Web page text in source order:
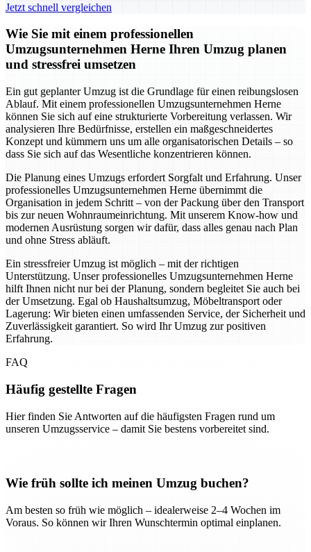
Jetzt schnell vergleichen
Wie Sie mit einem professionellen
Umzugsunternehmen Herne Ihren Umzug planen
und stressfrei umsetzen
Ein gut geplanter Umzug ist die Grundlage für einen reibungslosen
Ablauf. Mit einem professionellen Umzugsunternehmen Herne
können Sie sich auf eine strukturierte Vorbereitung verlassen. Wir
analysieren Ihre Bedürfnisse, erstellen ein maßgeschneidertes
Konzept und kümmern uns um alle organisatorischen Details – so
dass Sie sich auf das Wesentliche konzentrieren können.
Die Planung eines Umzugs erfordert Sorgfalt und Erfahrung. Unser
professionelles Umzugsunternehmen Herne übernimmt die
Organisation in jedem Schritt – von der Packung über den Transport
bis zur neuen Wohnraumeinrichtung. Mit unserem Know-how und
modernen Ausrüstung sorgen wir dafür, dass alles genau nach Plan
und ohne Stress abläuft.
Ein stressfreier Umzug ist möglich – mit der richtigen
Unterstützung. Unser professionelles Umzugsunternehmen Herne
hilft Ihnen nicht nur bei der Planung, sondern begleitet Sie auch bei
der Umsetzung. Egal ob Haushaltsumzug, Möbeltransport oder
Lagerung: Wir bieten einen umfassenden Service, der Sicherheit und
Zuverlässigkeit garantiert. So wird Ihr Umzug zur positiven
Erfahrung.
FAQ
Häufig gestellte Fragen
Hier finden Sie Antworten auf die häufigsten Fragen rund um
unseren Umzugsservice – damit Sie bestens vorbereitet sind.
Wie früh sollte ich meinen Umzug buchen?
Am besten so früh wie möglich – idealerweise 2–4 Wochen im
Voraus. So können wir Ihren Wunschtermin optimal einplanen.